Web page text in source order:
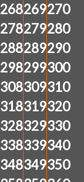
268269270
278279280
288289290
298299300
308309310
318319320
328329330
338339340
348349350